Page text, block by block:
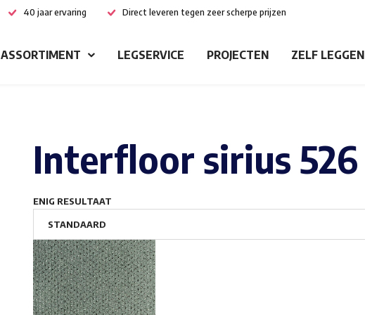
40 jaar ervaring Direct leveren tegen zeer scherpe prijzen
ASSORTIMENT LEGSERVICE PROJECTEN ZELF LEGGEN
Interfloor sirius 526
ENIG RESULTAAT